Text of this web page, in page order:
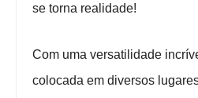
se torna realidade!
Com uma versatilidade
colocada em diversos